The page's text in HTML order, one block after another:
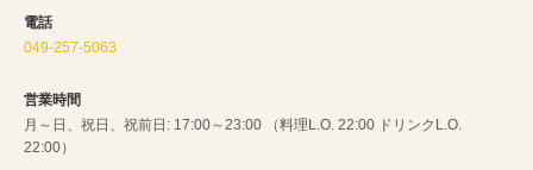
電話
049-257-5063
営業時間
月～日、祝日、祝前日: 17:00～23:00 （料理L.O. 22:00 ドリンクL.O.
22:00）